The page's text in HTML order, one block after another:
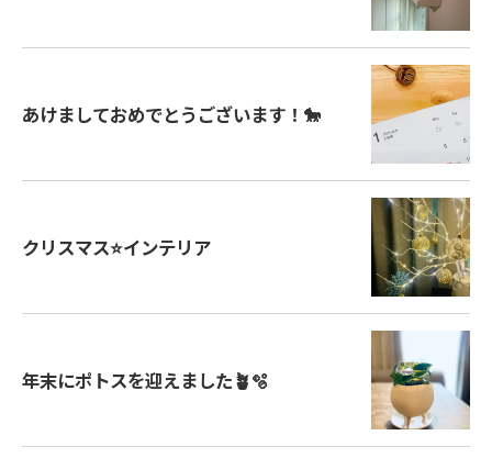
あけましておめでとうございます！🐎
クリスマス⭐インテリア
年末にポトスを迎えました🪴🫧